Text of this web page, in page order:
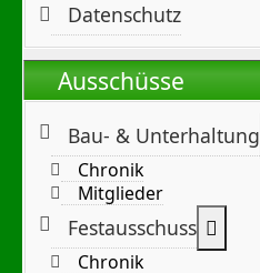
Datenschutz
Ausschüsse
Bau- & Unterhaltung
Chronik
Mitglieder
Festausschuss
Chronik